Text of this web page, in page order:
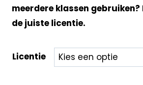
meerdere klassen gebruiken?
de juiste licentie.
Licentie